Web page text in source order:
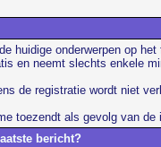
huidige onderwerpen op
en neemt slechts enkele
de registratie wordt niet
toezendt als gevolg van
bericht?